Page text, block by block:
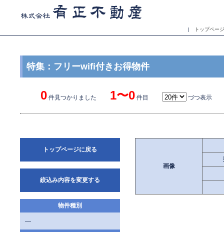
| トップページ
特集：フリーwifi付きお得物件
0件見つかりました 1〜0件目 づつ表示
トップページに戻る
絞込み内容を変更する
物件種別
—
画像